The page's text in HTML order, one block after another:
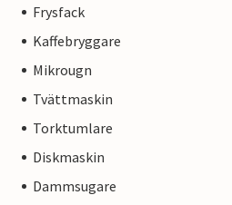
Frysfack
Kaffebryggare
Mikrougn
Tvättmaskin
Torktumlare
Diskmaskin
Dammsugare